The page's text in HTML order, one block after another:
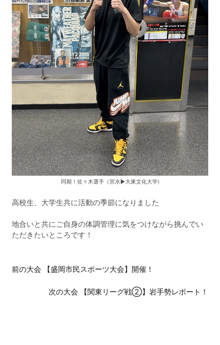
同期！佐々木選手（宮水▶︎大東文化大学)
高校生、大学生共に活動の季節になりました
地合いと共にご自身の体調管理に気をつけながら挑んでい
ただきたいところです！
前
前の大会 【盛岡市民スポーツ大会】開催！
次の大会 【関東リーグ戦②】岩手勢レポート！